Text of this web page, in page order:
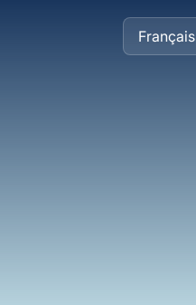
Français